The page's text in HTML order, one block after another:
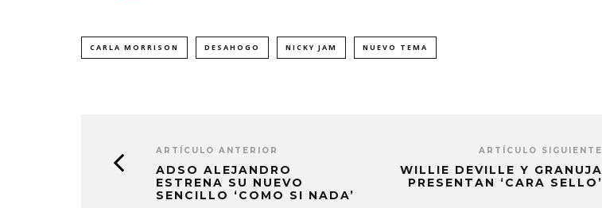
CARLA MORRISON DESAHOGO NICKY JAM NUEVO TEMA
ARTÍCULO ANTERIOR
ADSO ALEJANDRO
ESTRENA SU NUEVO
SENCILLO ‘COMO SI NADA’
ARTÍCULO SIGUIENTE
WILLIE DEVILLE Y GRANUJA
PRESENTAN ‘CARA SELLO’